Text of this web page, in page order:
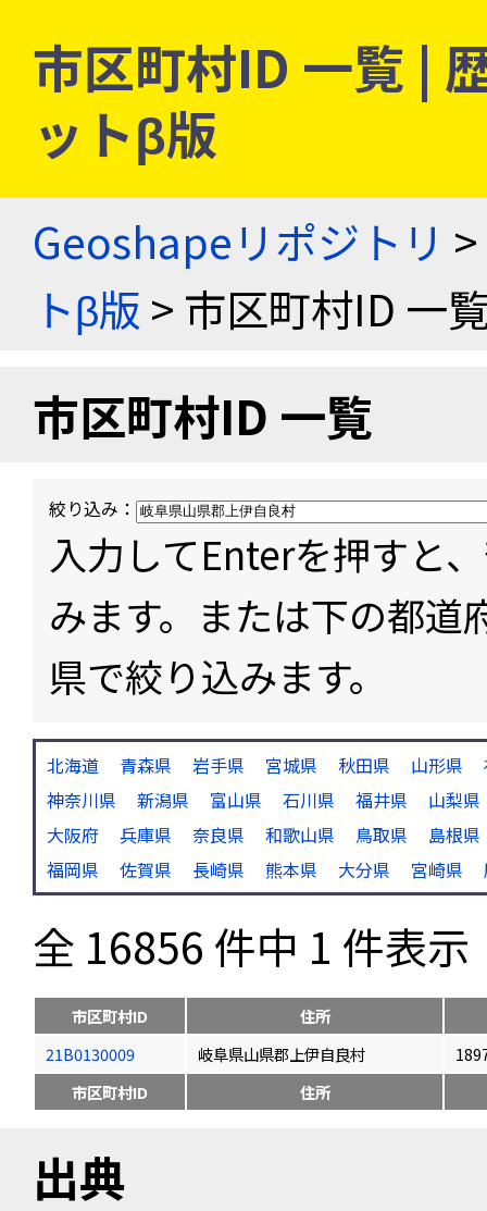
市区町村ID 一覧 |
ットβ版
Geoshapeリポジトリ >
トβ版 > 市区町村ID 一
市区町村ID 一覧
絞り込み：
入力してEnterを押すと
みます。または下の都道
県で絞り込みます。
北海道 青森県 岩手県 宮城県 秋田県 山形県
神奈川県
新潟県 富山県 石川県 福井県
山梨県
大阪府
兵庫県 奈良県 和歌山県 鳥取県
島根県
福岡県
佐賀県 長崎県 熊本県 大分県 宮崎県
全 16856 件中 1 件表示
市区町村ID
住所
21B0130009
岐阜県山県郡上伊自良村
市区町村ID
住所
出典